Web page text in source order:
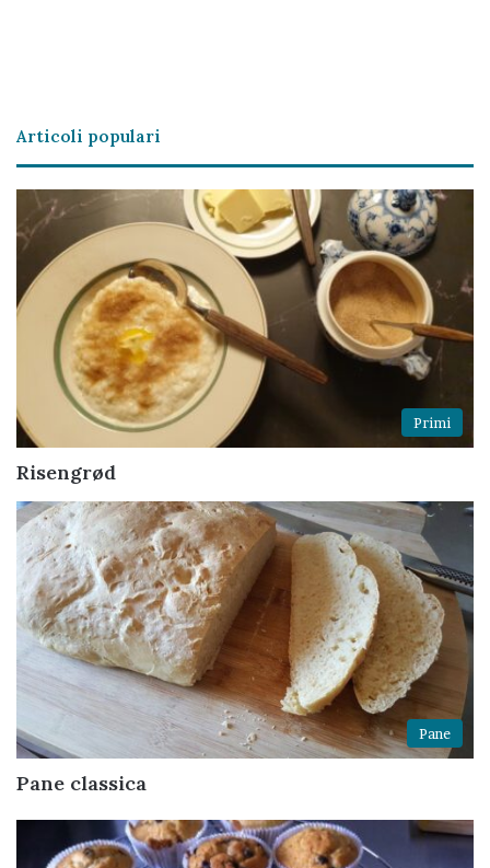
Articoli populari
Primi
Risengrød
Pane
Pane classica